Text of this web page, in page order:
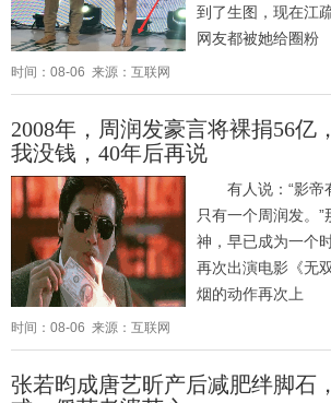
到了生图，现在江
网友都被她给圈粉
时间：08-06 来源：互联网
2008年，周润发豪言将裸捐56亿
我没钱，40年后再说
有人说：“影帝
只有一个周润发。
神，早已成为一个
再次出演电影《无
烟的动作再次上
时间：08-06 来源：互联网
张若昀成唐艺昕产后减肥绊脚石